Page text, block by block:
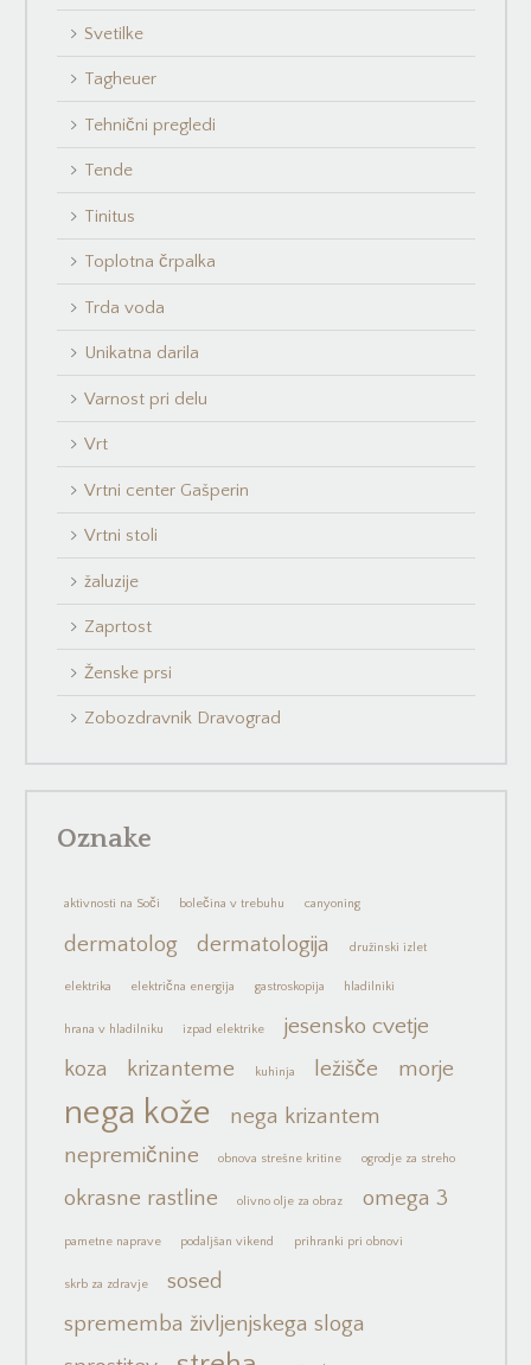
Svetilke
Tagheuer
Tehnični pregledi
Tende
Tinitus
Toplotna črpalka
Trda voda
Unikatna darila
Varnost pri delu
Vrt
Vrtni center Gašperin
Vrtni stoli
žaluzije
Zaprtost
Ženske prsi
Zobozdravnik Dravograd
Oznake
aktivnosti na Soči bolečina v trebuhu canyoning
dermatolog dermatologija družinski izlet
elektrika električna energija gastroskopija hladilniki
hrana v hladilniku izpad elektrike
jesensko cvetje
koza
krizanteme kuhinja ležišče morje
nega kože
nega krizantem
nepremičnine
obnova strešne kritine ogrodje za streho
okrasne rastline olivno olje za obraz omega 3
pametne naprave podaljšan vikend prihranki pri obnovi
skrb za zdravje
sosed
sprememba življenjskega sloga